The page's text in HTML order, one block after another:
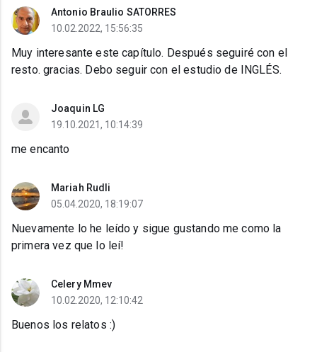
Antonio Braulio SATORRES
10.02.2022, 15:56:35
Muy interesante este capítulo. Después seguiré con el
resto. gracias. Debo seguir con el estudio de INGLÉS.
Joaquin LG
19.10.2021, 10:14:39
me encanto
Mariah Rudli
05.04.2020, 18:19:07
Nuevamente lo he leído y sigue gustando me como la
primera vez que lo leí!
Celery Mmev
10.02.2020, 12:10:42
Buenos los relatos :)